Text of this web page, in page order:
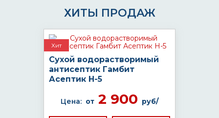
ХИТЫ ПРОДАЖ
Хит
Сухой водорастворимый
антисептик Гамбит
Асептик H-5
Цена: от 2 900 руб/